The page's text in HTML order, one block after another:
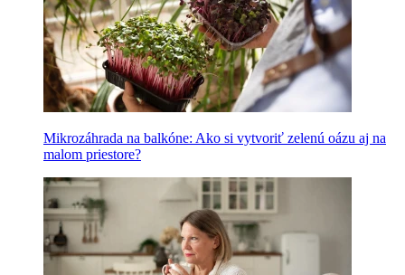
Mikrozáhrada na balkóne: Ako si vytvoriť zelenú oázu aj na
malom priestore?